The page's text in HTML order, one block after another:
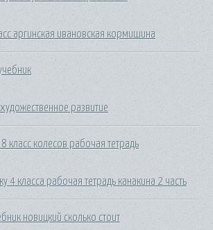
аргинская ивановская кормишина
художественное развитие
класс колесов рабочая тетрадь
4 класса рабочая тетрадь канакина 2 часть
новицкий сколько стоит